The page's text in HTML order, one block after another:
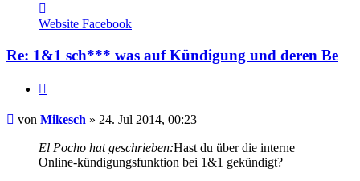
von
Mikesch
Website Facebook
Re: 1&1 sch*** was auf Kündigung und deren Be
Beitrag
von Mikesch » 24. Jul 2014, 00:23
El Pocho hat geschrieben:Hast du über die interne
Online-kündigungsfunktion bei 1&1 gekündigt?